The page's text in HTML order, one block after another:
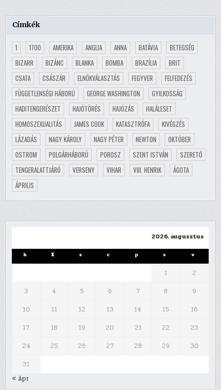
Címkék
1 1700 AMERIKA ANGLIA ANNA BATÁVIA
BETEGSÉG
BIZARR
BIZÁNC BLANKA BOMBA BRAZÍLIA
BRIT
CSATA
CSÁSZÁR ELNÖKVÁLASZTÁS FEGYVER
FELFEDEZÉS
FÜGGETLENSÉGI HÁBORÚ
GEORGE WASHINGTON
GYILKOSSÁG
HADITENGERÉSZET
HAJÓTÖRÉS HAJÓZÁS
HALÁLESET
HOMOSZEXUALITÁS
JAMES COOK KATASZTRÓFA
KIVÉGZÉS
LÁZADÁS
NAGY KÁROLY NAGY PÉTER NEWTON
OKTÓBER
OSTROM
POLGÁRHÁBORÚ POROSZ SZENT ISTVÁN
SZERETŐ
TENGERALATTJÁRÓ
VERSENY VIHAR VIII. HENRIK
ÁGOTA
ÁPRILIS
2026. augusztus
h K s c p s v
1
2
3
4 5 6 7 8
9
10
11 12 13 14 15
16
17
18 19 20 21 22
23
24
25 26 27 28 29
30
31
« ápr